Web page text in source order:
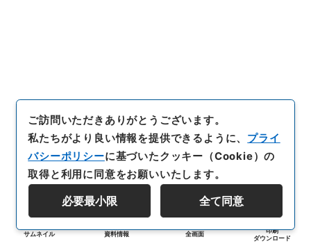
サムネイル 資料情報 全画面
印刷
ダウンロード
ご訪問いただきありがとうございます。
私たちがより良い情報を提供できるように、 プライ
バシーポリシーに基づいたクッキー（Cookie）の
取得と利用に同意をお願いいたします。
必要最小限 全て同意